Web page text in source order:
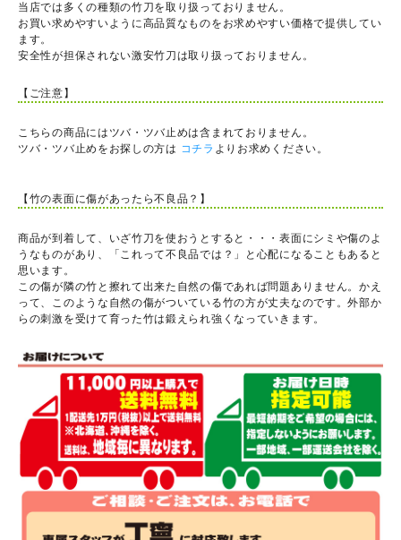
当店では多くの種類の竹刀を取り扱っておりません。
お買い求めやすいように高品質なものをお求めやすい価格で提供してい
ます。
安全性が担保されない激安竹刀は取り扱っておりません。
【ご注意】
こちらの商品にはツバ・ツバ止めは含まれておりません。
ツバ・ツバ止めをお探しの方は コチラ よりお求めください。
【竹の表面に傷があったら不良品？】
商品が到着して、いざ竹刀を使おうとすると・・・表面にシミや傷のよ
うなものがあり、「これって不良品では？」と心配になることもあると
思います。
この傷が隣の竹と擦れて出来た自然の傷であれば問題ありません。かえ
って、このような自然の傷がついている竹の方が丈夫なのです。外部か
らの刺激を受けて育った竹は鍛えられ強くなっていきます。